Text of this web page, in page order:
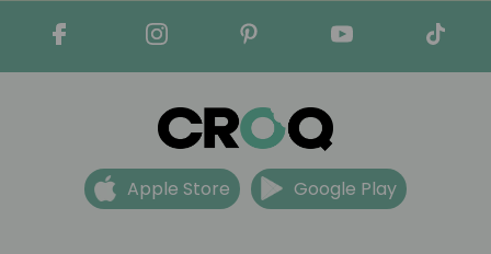
Apple Store Google Play